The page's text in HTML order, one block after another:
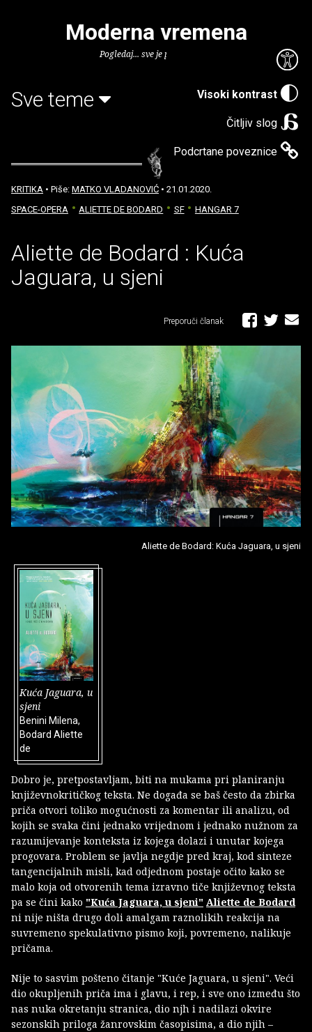
Visoki kontrast
Čitljiv slog
Podcrtane poveznice
Moderna vremena
Pogledaj... sve je puno knjiga.
Sve teme
KRITIKA • Piše: MATKO VLADANOVIĆ • 21.01.2020.
SPACE-OPERA
ALIETTE DE BODARD SF HANGAR 7
Aliette de Bodard : Kuća
Jaguara, u sjeni
Preporuči članak
Aliette de Bodard: Kuća Jaguara, u sjeni
Kuća Jaguara, u
sjeni
Benini Milena,
Bodard Aliette
de
Dobro je, pretpostavljam, biti na mukama pri planiranju
književnokritičkog teksta. Ne događa se baš često da zbirka
priča otvori toliko mogućnosti za komentar ili analizu, od
kojih se svaka čini jednako vrijednom i jednako nužnom za
razumijevanje konteksta iz kojega dolazi i unutar kojega
progovara. Problem se javlja negdje pred kraj, kod sinteze
tangencijalnih misli, kad odjednom postaje očito kako se
malo koja od otvorenih tema izravno tiče književnog teksta
pa se čini kako "Kuća Jaguara, u sjeni" Aliette de Bodard
ni nije ništa drugo doli amalgam raznolikih reakcija na
suvremeno spekulativno pismo koji, povremeno, nalikuje
pričama.
Nije to sasvim pošteno čitanje "Kuće Jaguara, u sjeni". Veći
dio okupljenih priča ima i glavu, i rep, i sve ono između što
nas nuka okretanju stranica, dio njh i nadilazi okvire
sezonskih priloga žanrovskim časopisima, a dio njih –